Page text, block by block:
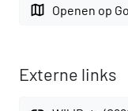
map Openen op
Externe links